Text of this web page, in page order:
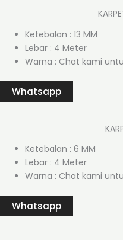
Ketebalan : 13 MM
Lebar : 4 Meter
Warna : Chat kami
Whatsapp
Ketebalan : 6 MM
Lebar : 4 Meter
Warna : Chat kami
Whatsapp